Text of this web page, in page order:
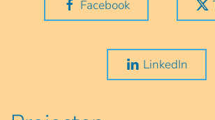
Facebook
LinkedIn